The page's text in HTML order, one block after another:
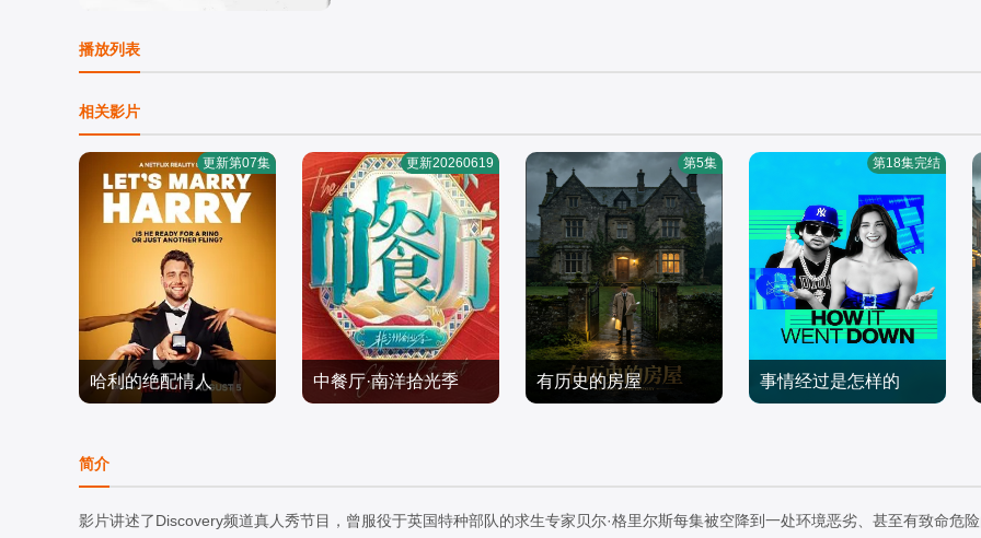
播放列表
相关影片
哈利的绝配情人
per
欧美综艺
2026/美国
更新第07集
中餐厅·南洋拾光季
2026/中国大陆
更新20260619
有历史的房屋
2026/美国
第5集
事情经过是怎样的
2026/英国
第18集完结
简介
影片讲述了Discovery频道真人秀节目，曾服役于英国特种部队的求生专家贝尔·格里尔斯每集被空降到一处环境恶劣、甚至有致命危